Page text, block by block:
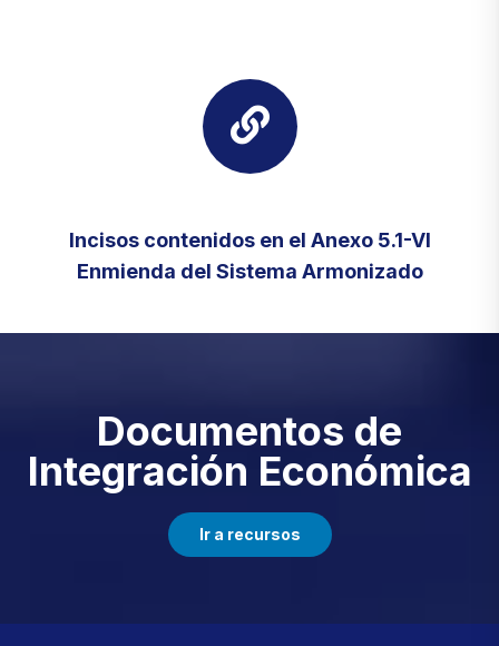
Incisos contenidos en el Anexo 5.1-VI
Enmienda del Sistema Armonizado
Documentos de
Integración Económica
Ir a recursos